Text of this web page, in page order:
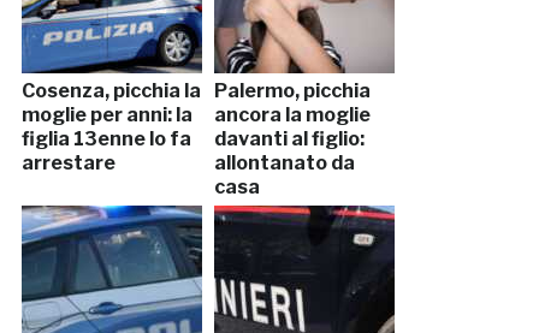
Cosenza, picchia la
moglie per anni: la
figlia 13enne lo fa
arrestare
Palermo, picchia
ancora la moglie
davanti al figlio:
allontanato da
casa